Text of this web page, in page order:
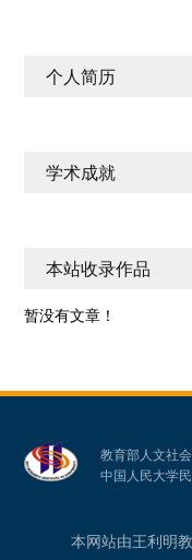
个人简历
学术成就
本站收录作品
暂没有文章！
教育部人文社
中国人民大学
本网站由王利明